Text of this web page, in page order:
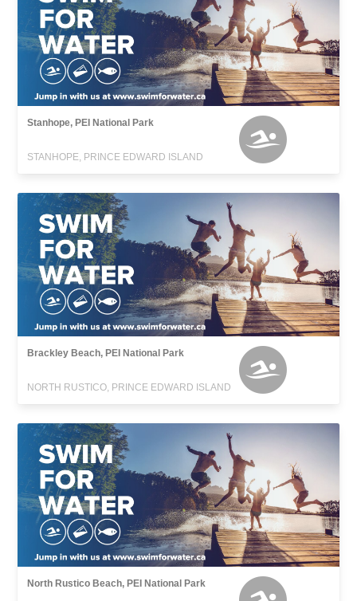
Stanhope, PEI National Park
STANHOPE, PRINCE EDWARD ISLAND
Brackley Beach, PEI National Park
NORTH RUSTICO, PRINCE EDWARD ISLAND
North Rustico Beach, PEI National Park